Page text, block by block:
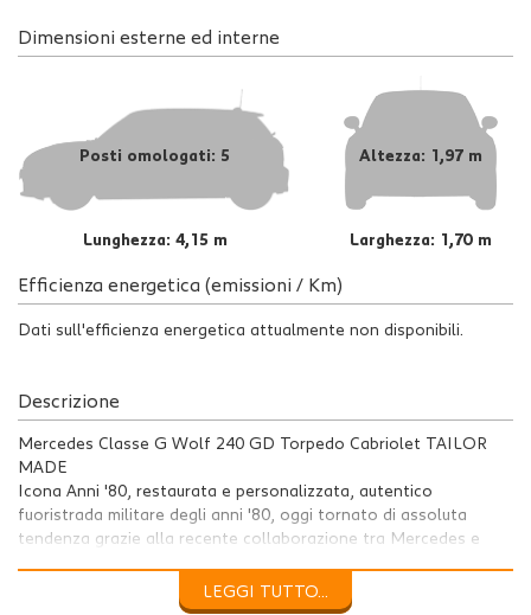
Dimensioni esterne ed interne
Posti omologati: 5
Lunghezza: 4,15 m
Altezza: 1,97 m
Larghezza: 1,70 m
Efficienza energetica (emissioni / Km)
Dati sull'efficienza energetica attualmente non disponibili.
Descrizione
Mercedes Classe G Wolf 240 GD Torpedo Cabriolet TAILOR
MADE
Icona Anni '80, restaurata e personalizzata, autentico
fuoristrada militare degli anni '80, oggi tornato di assoluta
tendenza grazie alla recente collaborazione tra Mercedes e
una personalizzazione di livello. Targhe MILANO Interni rifatti
completamente in pelle pregiata (artigianato italiano) Capote su
LEGGI TUTTO...